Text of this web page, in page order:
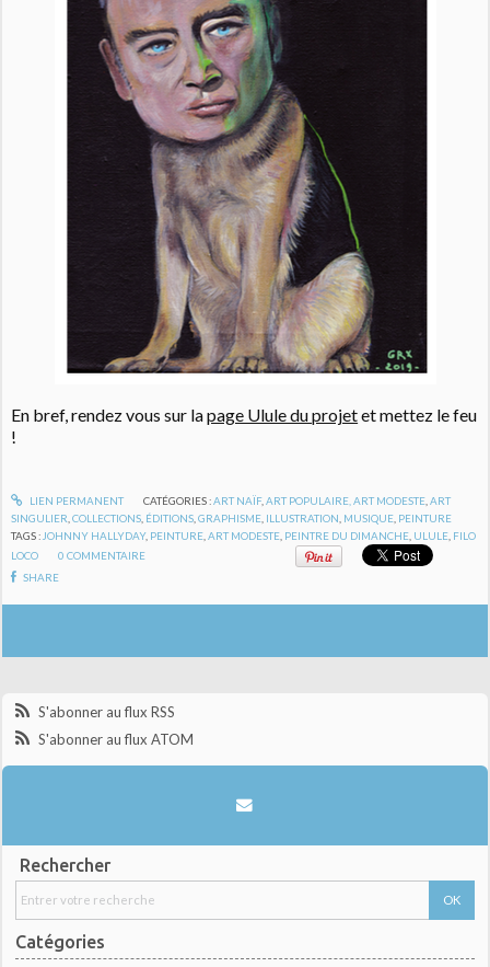
En bref, rendez vous sur lapage Ulule du projetet mettez le feu
!
LIEN PERMANENT CATÉGORIES :ART NAÏF,ART POPULAIRE, ART MODESTE,ART
SINGULIER,COLLECTIONS, ÉDITIONS,GRAPHISME, ILLUSTRATION, MUSIQUE, PEINTURE
TAGS :JOHNNY HALLYDAY, PEINTURE,ART MODESTE, PEINTRE DU DIMANCHE, ULULE, FILO
LOCO
0 COMMENTAIRE
SHARE
S'abonner au flux RSS
S'abonner au flux ATOM
Rechercher
Catégories